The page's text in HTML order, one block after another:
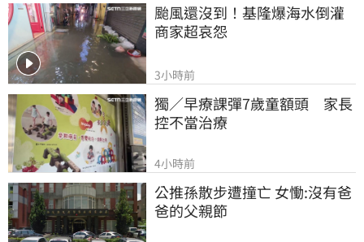
颱風還沒到！基隆爆海水倒灌
商家超哀怨
3小時前
獨／早療課彈7歲童額頭　家長
控不當治療
4小時前
公推孫散步遭撞亡 女慟:沒有爸
爸的父親節